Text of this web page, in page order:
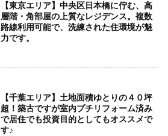
【東京エリア】中央区日本橋に佇む、高
層階・角部屋の上質なレジデンス。複数
路線利用可能で、洗練された住環境が魅
力です。
【千葉エリア】土地面積ゆとりの４０坪
超！築古ですが室内プチリフォーム済み
で居住でも投資目的としてもオススメで
す♪